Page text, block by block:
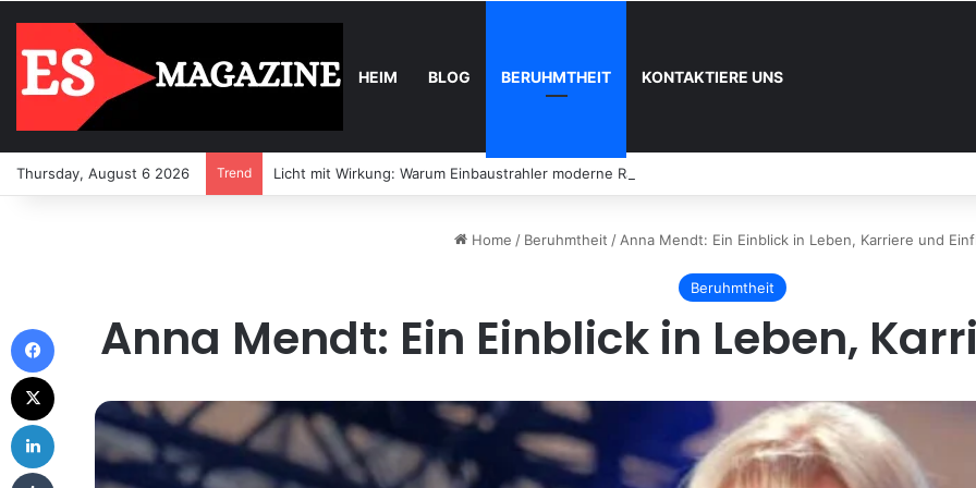
HEIM BLOG BERUHMTHEIT KONTAKTIERE UNS
Thursday, August 6 2026 Trend Licht mit Wirkung: Warum Einbaustrahler moderne Räume prägen
Home / Beruhmtheit / Anna Mendt: Ein Einblick in Leben, Karriere und
Beruhmtheit
Anna Mendt: Ein Einblick in Leben,
Facebook
LinkedIn